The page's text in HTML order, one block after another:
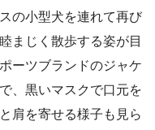
の小型犬を連れて再び
まじく散歩する姿が目
ーツブランドのジャケ
、黒いマスクで口元を
肩を寄せる様子も見ら